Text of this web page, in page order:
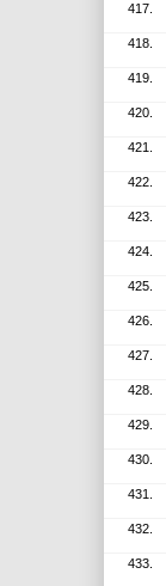
417.
418.
419.
420.
421.
422.
423.
424.
425.
426.
427.
428.
429.
430.
431.
432.
433.